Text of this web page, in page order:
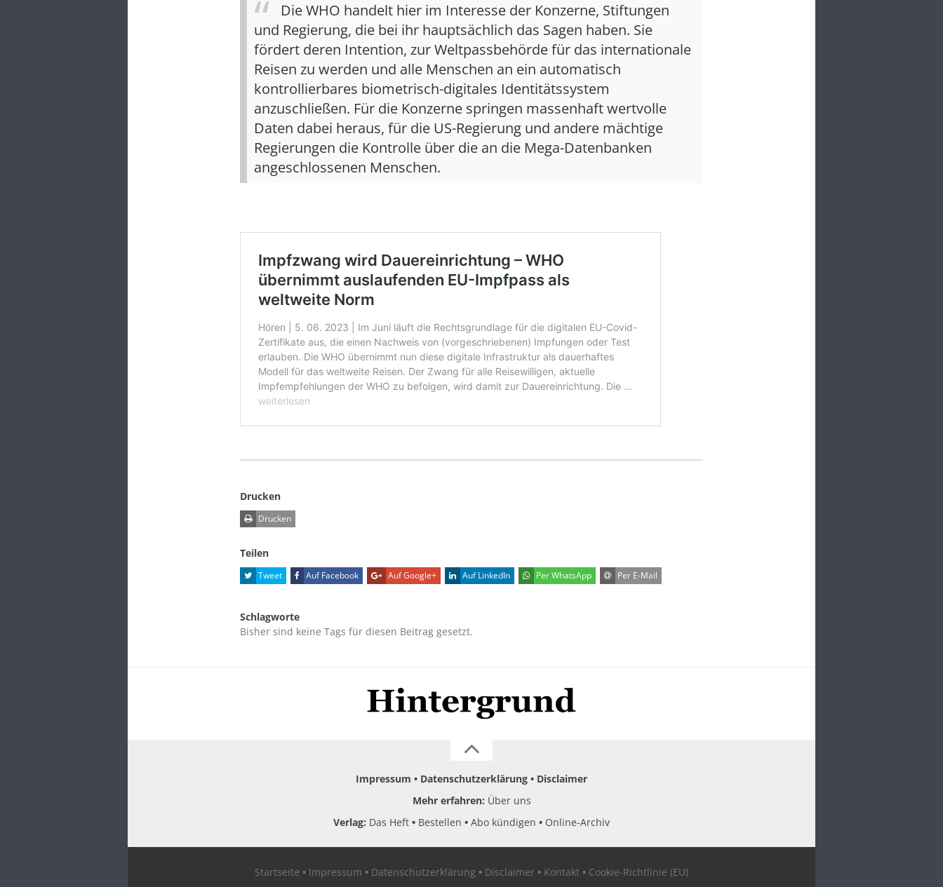
Die WHO handelt hier im Interesse der Konzerne, Stiftungen
und Regierung, die bei ihr hauptsächlich das Sagen haben. Sie
fördert deren Intention, zur Weltpassbehörde für das internationale
Reisen zu werden und alle Menschen an ein automatisch
kontrollierbares biometrisch-digitales Identitätssystem
anzuschließen. Für die Konzerne springen massenhaft wertvolle
Daten dabei heraus, für die US-Regierung und andere mächtige
Regierungen die Kontrolle über die an die Mega-Datenbanken
angeschlossenen Menschen.
Drucken
Drucken
Teilen
Tweet Auf Facebook Auf Google+ Auf LinkedIn Per WhatsApp Per E-Mail
Schlagworte
Bisher sind keine Tags für diesen Beitrag gesetzt.
Impressum Datenschutzerklärung
Disclaimer
Mehr erfahren: Über uns
Verlag: Das Heft Bestellen Abo kündigen Online-Archiv
Startseite Impressum Datenschutzerklärung Disclaimer Kontakt Cookie-Richtlinie (EU)